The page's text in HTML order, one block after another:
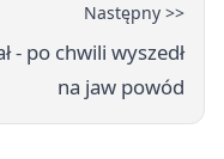
Następny >>
- po chwili wyszedł
na jaw powód